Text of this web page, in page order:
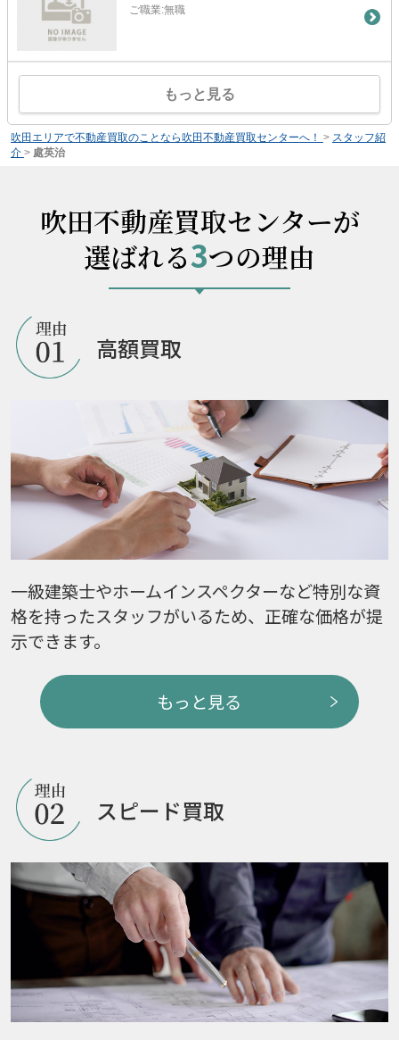
ご職業:無職
もっと見る
吹田エリアで不動産買取のことなら吹田不動産買取センターへ！ > スタッフ紹
介 > 處英治
吹田不動産買取センターが
選ばれる3つの理由
高額買取
一級建築士やホームインスペクターなど特別な資
格を持ったスタッフがいるため、正確な価格が提
示できます。
もっと見る
スピード買取